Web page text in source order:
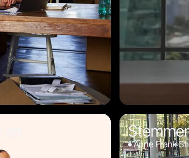
Anne Frank